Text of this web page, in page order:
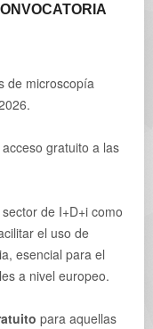
de microscopía
gratuito a las
de I+D+i como
el uso de
esencial para el
a nivel europeo.
para aquellas